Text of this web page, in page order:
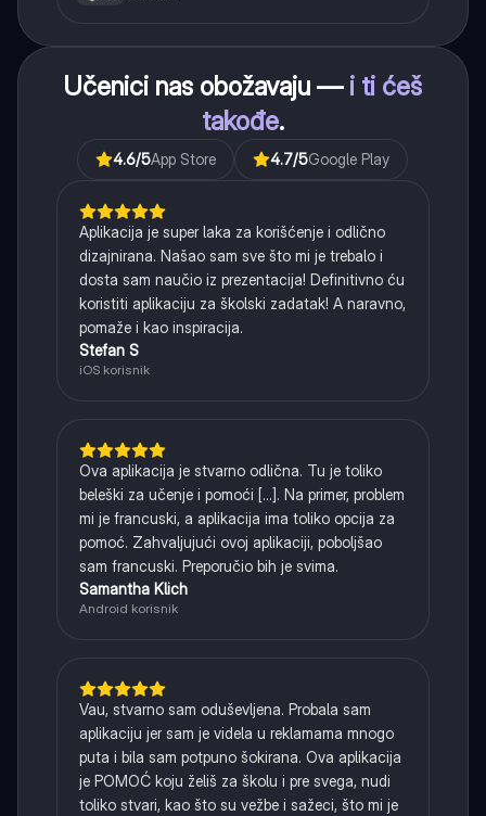
Učenici nas obožavaju — i ti ćeš
takođe.
4.6/5App Store 4.7/5Google Play
Aplikacija je super laka za korišćenje i odlično
dizajnirana. Našao sam sve što mi je trebalo i
dosta sam naučio iz prezentacija! Definitivno ću
koristiti aplikaciju za školski zadatak! A naravno,
pomaže i kao inspiracija.
Stefan S
iOS korisnik
Ova aplikacija je stvarno odlična. Tu je toliko
beleški za učenje i pomoći [...]. Na primer, problem
mi je francuski, a aplikacija ima toliko opcija za
pomoć. Zahvaljujući ovoj aplikaciji, poboljšao
sam francuski. Preporučio bih je svima.
Samantha Klich
Android korisnik
Vau, stvarno sam oduševljena. Probala sam
aplikaciju jer sam je videla u reklamama mnogo
puta i bila sam potpuno šokirana. Ova aplikacija
je POMOĆ koju želiš za školu i pre svega, nudi
toliko stvari, kao što su vežbe i sažeci, što mi je